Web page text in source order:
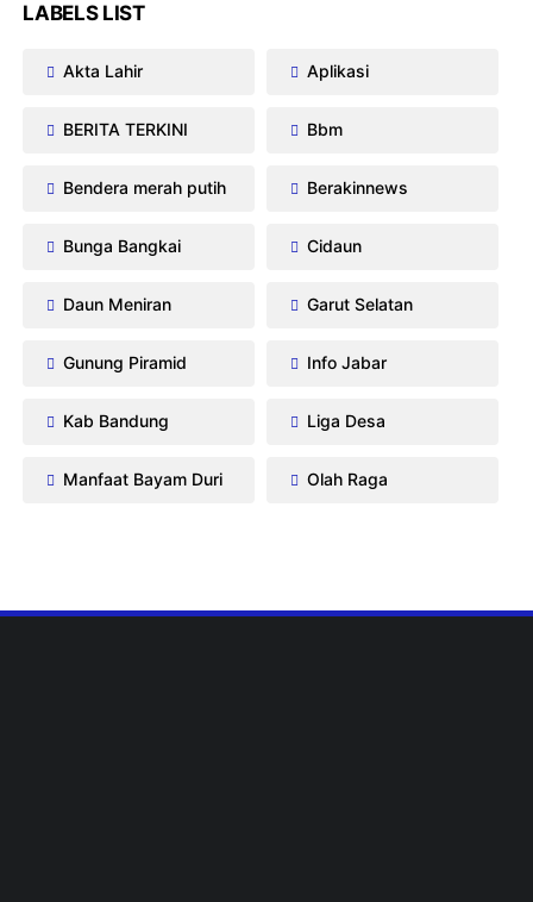
LABELS LIST
Akta Lahir Aplikasi
BERITA TERKINI Bbm
Bendera merah putih Berakinnews
Bunga Bangkai Cidaun
Daun Meniran Garut Selatan
Gunung Piramid Info Jabar
Kab Bandung Liga Desa
Manfaat Bayam Duri Olah Raga